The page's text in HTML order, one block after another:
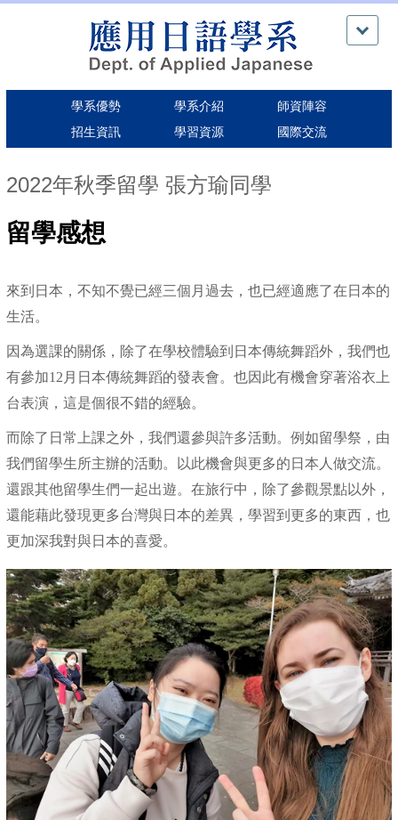
內
學系優勢 學系介紹
師資陣容
招生資訊
學習資源 國際交流
2022年秋季留學 張方瑜同學
留學感想
來到日本，不知不覺已經三個月過去，也已經適應了在日本的
生活。
因為選課的關係，除了在學校體驗到日本傳統舞蹈外，我們也
有參加12月日本傳統舞蹈的發表會。也因此有機會穿著浴衣上
台表演，這是個很不錯的經驗。
而除了日常上課之外，我們還參與許多活動。例如留學祭，由
我們留學生所主辦的活動。以此機會與更多的日本人做交流。
還跟其他留學生們一起出遊。在旅行中，除了參觀景點以外，
還能藉此發現更多台灣與日本的差異，學習到更多的東西，也
更加深我對與日本的喜愛。